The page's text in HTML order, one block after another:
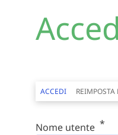
Schede
ACCEDI REIMPOSTA
Nome utente